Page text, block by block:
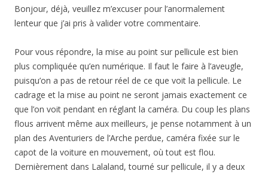
Bonjour, déjà, veuillez m’excuser pour l’anormalement
lenteur que j’ai pris à valider votre commentaire.
Pour vous répondre, la mise au point sur pellicule est bien
plus compliquée qu’en numérique. Il faut le faire à l’aveugle,
puisqu’on a pas de retour réel de ce que voit la pellicule. Le
cadrage et la mise au point ne seront jamais exactement ce
que l’on voit pendant en réglant la caméra. Du coup les plans
flous arrivent même aux meilleurs, je pense notamment à un
plan des Aventuriers de l’Arche perdue, caméra fixée sur le
capot de la voiture en mouvement, où tout est flou.
Dernièrement dans Lalaland, tourné sur pellicule, il y a deux